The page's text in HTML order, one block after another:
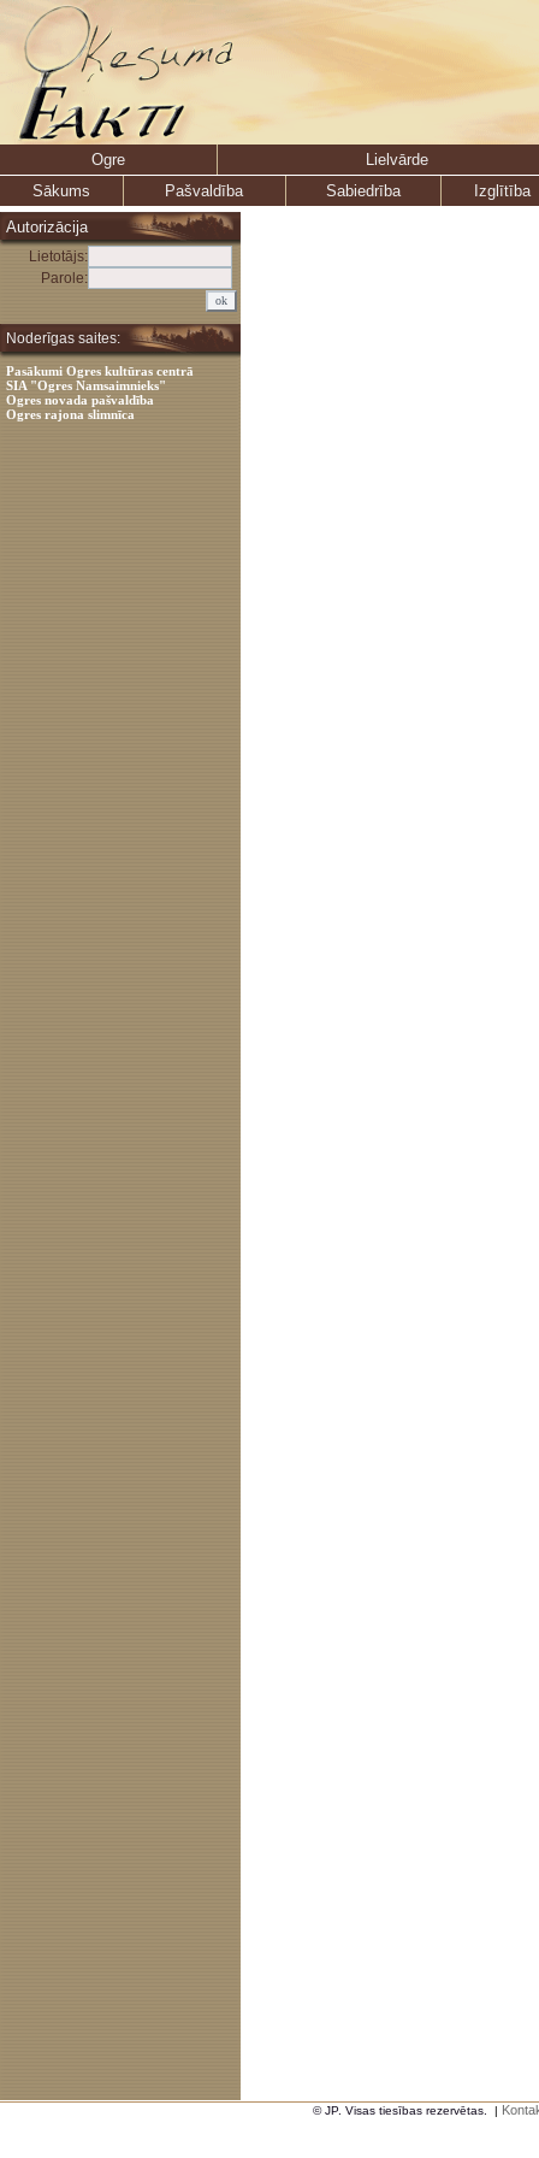
Ogre
Lielvārde
Sākums
Pašvaldība Sabiedrība
Izglītība
Autorizācija
Lietotājs:
Parole:
Noderīgas saites:
Pasākumi Ogres kultūras centrā
SIA "Ogres Namsaimnieks"
Ogres novada pašvaldība
Ogres rajona slimnīca
© JP. Visas tiesības rezervētas. |